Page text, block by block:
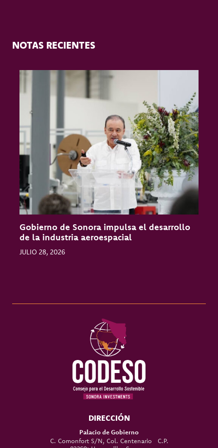
NOTAS RECIENTES
Gobierno de Sonora impulsa el desarrollo
de la industria aeroespacial
JULIO 28, 2026
DIRECCIÓN
Palacio de Gobierno
C. Comonfort S/N, Col. Centenario C.P.